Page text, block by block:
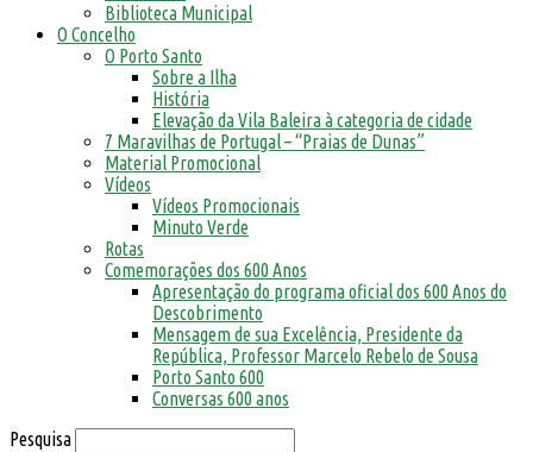
Biblioteca Municipal
O Concelho
O Porto Santo
Sobre a Ilha
História
Elevação da Vila Baleira à categoria de cidade
7 Maravilhas de Portugal – “Praias de Dunas”
Material Promocional
Vídeos
Vídeos Promocionais
Minuto Verde
Rotas
Comemorações dos 600 Anos
Apresentação do programa oficial dos 600 Anos do
Descobrimento
Mensagem de sua Excelência, Presidente da
República, Professor Marcelo Rebelo de Sousa
Porto Santo 600
Conversas 600 anos
Pesquisa